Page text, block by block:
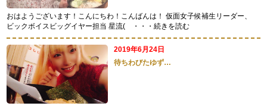
おはようございます！こんにちわ！こんばんは！ 仮面女子候補生リーダー、
ビックボイスビッグイヤー担当 星流(
・・・続きを読む
2019年6月24日
待ちわびたゆず…